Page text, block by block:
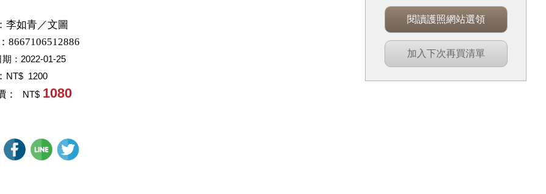
李如青／文圖
8667106512886
： 2022-01-25
NT$ 1200
： NT$ 1080
閱讀護照網站選領
加入下次再買清單